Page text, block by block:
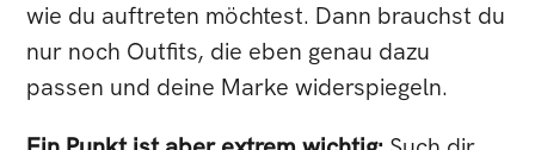
wie du auftreten möchtest. Dann brauchst du
nur noch Outfits, die eben genau dazu
passen und deine Marke widerspiegeln.